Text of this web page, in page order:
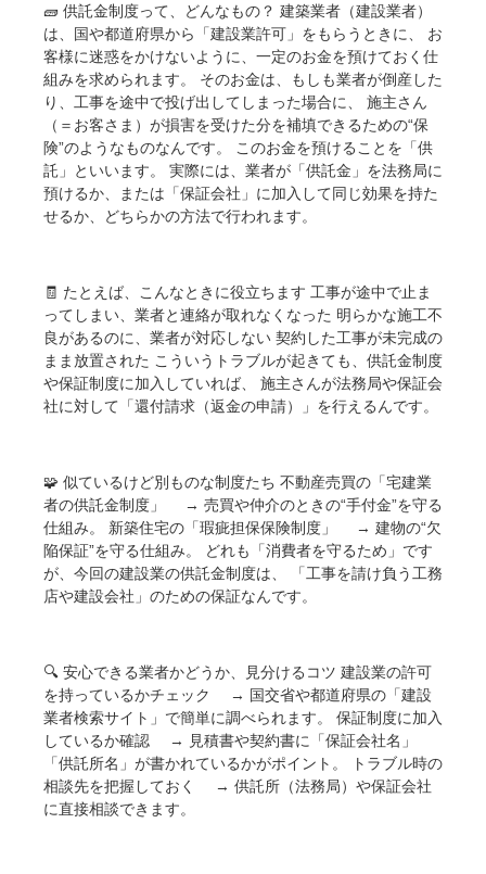
🧱 供託金制度って、どんなもの？ 建築業者（建設業者）
は、国や都道府県から「建設業許可」をもらうときに、 お
客様に迷惑をかけないように、一定のお金を預けておく仕
組みを求められます。 そのお金は、もしも業者が倒産した
り、工事を途中で投げ出してしまった場合に、 施主さん
（＝お客さま）が損害を受けた分を補填できるための“保
険”のようなものなんです。 このお金を預けることを「供
託」といいます。 実際には、業者が「供託金」を法務局に
預けるか、または「保証会社」に加入して同じ効果を持た
せるか、どちらかの方法で行われます。
🧾 たとえば、こんなときに役立ちます 工事が途中で止ま
ってしまい、業者と連絡が取れなくなった 明らかな施工不
良があるのに、業者が対応しない 契約した工事が未完成の
まま放置された こういうトラブルが起きても、供託金制度
や保証制度に加入していれば、 施主さんが法務局や保証会
社に対して「還付請求（返金の申請）」を行えるんです。
🧩 似ているけど別ものな制度たち 不動産売買の「宅建業
者の供託金制度」 → 売買や仲介のときの“手付金”を守る
仕組み。 新築住宅の「瑕疵担保保険制度」 → 建物の“欠
陥保証”を守る仕組み。 どれも「消費者を守るため」です
が、今回の建設業の供託金制度は、 「工事を請け負う工務
店や建設会社」のための保証なんです。
🔍 安心できる業者かどうか、見分けるコツ 建設業の許可
を持っているかチェック → 国交省や都道府県の「建設
業者検索サイト」で簡単に調べられます。 保証制度に加入
しているか確認 → 見積書や契約書に「保証会社名」
「供託所名」が書かれているかがポイント。 トラブル時の
相談先を把握しておく → 供託所（法務局）や保証会社
に直接相談できます。